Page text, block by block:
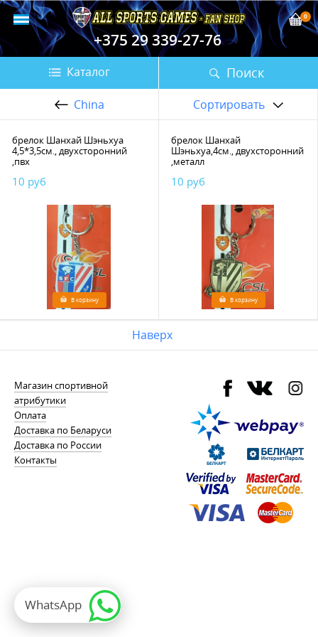
+375 29 339-27-76
Поиск
0
Каталог
China Сортировать
брелок Шанхай Шэньхуа
4,5*3,5см., двухсторонний
,пвх
10 руб
В корзину
брелок Шанхай
Шэньхуа,4см., двухсторонний
,металл
10 руб
В корзину
Наверх
Магазин спортивной
атрибутики
Оплата
Доставка по Беларуси
Доставка по России
Контакты
WhatsApp